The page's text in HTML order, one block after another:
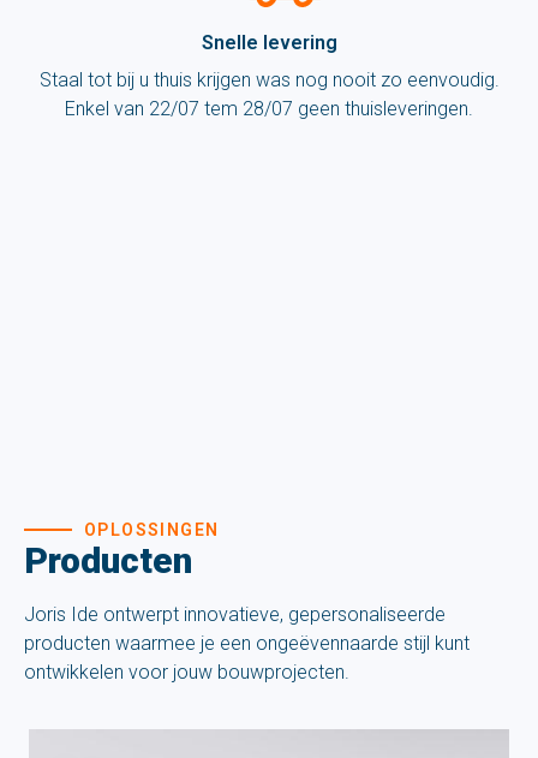
Snelle levering
Staal tot bij u thuis krijgen was nog nooit zo eenvoudig.
Enkel van 22/07 tem 28/07 geen thuisleveringen.
Producten
OPLOSSINGEN
Joris Ide ontwerpt innovatieve, gepersonaliseerde
producten waarmee je een ongeëvennaarde stijl kunt
ontwikkelen voor jouw bouwprojecten.